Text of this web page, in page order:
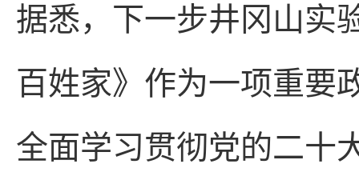
据悉，下一步井冈山实
百姓家》作为一项重要
全面学习贯彻党的二十